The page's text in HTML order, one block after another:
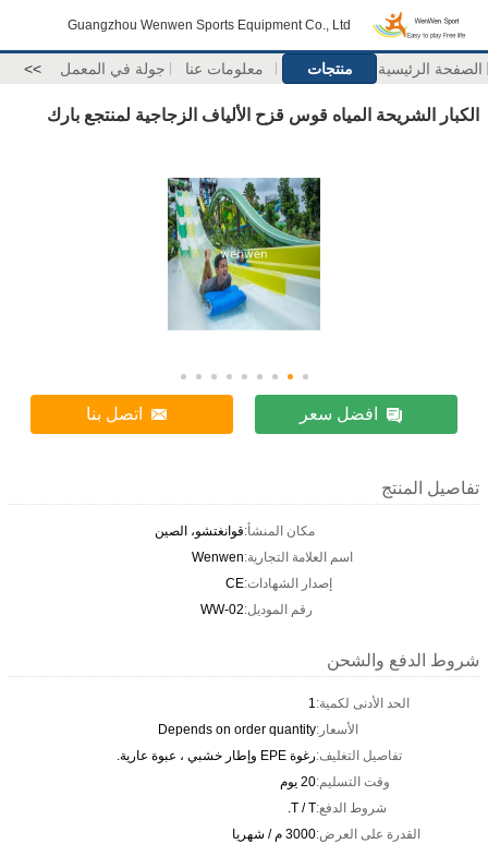
Guangzhou Wenwen Sports Equipment Co., Ltd
منتجات معلومات عنا جولة في المعمل >>
الشريحة المياه قوس قزح الألياف الزجاجية لمنتجع بارك
افضل سعر اتصل بنا
المنتج
مكان المنشأ:قوانغتشو، الصين
اسم العلامة التجارية:Wenwen
إصدار الشهادات:CE
رقم الموديل:WW-02
والشحن
الحد الأدنى لكمية:1
Depends on order quantity
تفاصيل التغليف: رغوة EPE وإطار خشبي ، عبوة عارية.
وقت التسليم:20 يوم
شروط الدفع: T / T.
القدرة على العرض:3000 م / شهريا